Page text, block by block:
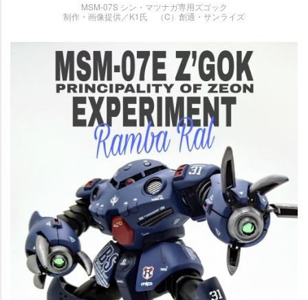
MSM-07S シン・マツナガ専用ズゴック
制作・画像提供／K1氏 （C）創通・サンライズ